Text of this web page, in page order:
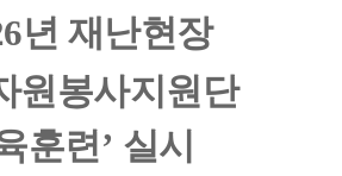
년 재난현장
원봉사지원단
훈련’ 실시